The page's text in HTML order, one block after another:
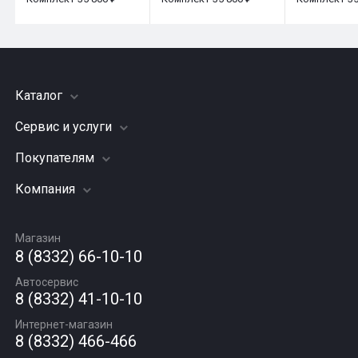
Каталог
Шины
Грузовые шины
Диски
Автомасла
Сервис и услуги
Заправка кондиционера
Подвеска (ходовая часть)
Шиномонтаж
Покупателям
Акции
Гарантии и возврат
Компания
Вакансии
Новости
Статьи
Контакты
Магазин
8 (8332) 66-10-10
Автосервис
8 (8332) 41-10-10
Интернет-магазин
8 (8332) 466-466